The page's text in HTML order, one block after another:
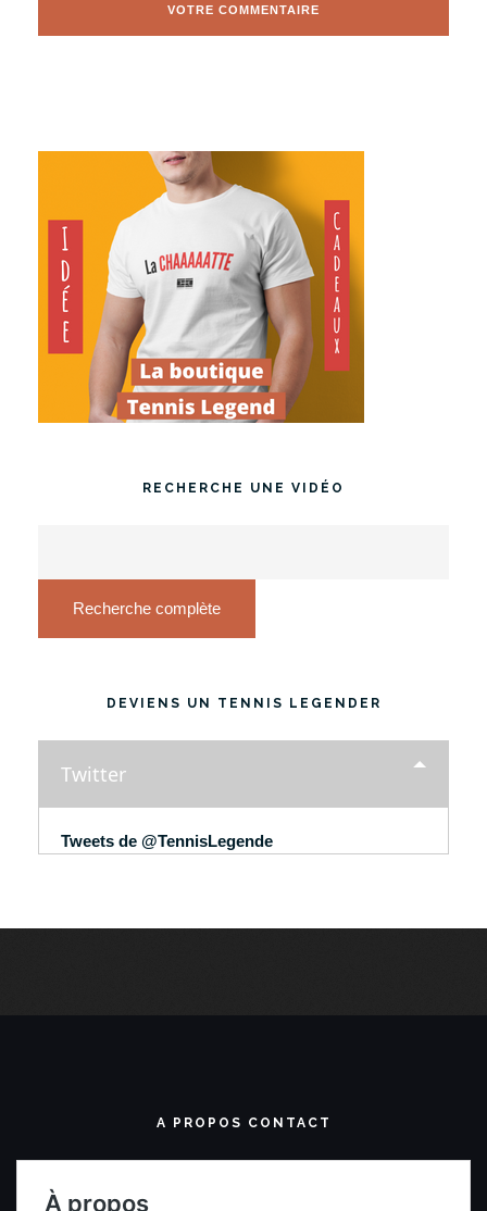
RECHERCHE UNE VIDÉO
Recherche complète
DEVIENS UN TENNIS LEGENDER
Twitter
Tweets de @TennisLegende
A PROPOS CONTACT